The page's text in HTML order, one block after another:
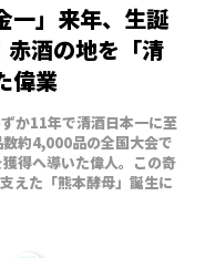
一」来年、生誕
酒の地を「清
偉業
か11年で清酒日本一に至
約4,000品の全国大会で
得へ導いた偉人。この奇
えた「熊本酵母」誕生に